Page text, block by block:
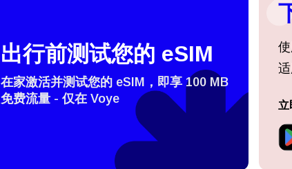
How do I get my eSim?
To get your eSIM, start by checking if your
technology. Then, contact your mobile carrier
出行前测试您的 eSIM
在家激活并测试您的 eSIM，即享 100 MB
免费流量 - 仅在 Voye
立
登录或注
继续访问您的账户或在几秒钟内